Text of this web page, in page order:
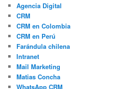
Agencia Digital
CRM
CRM en Colombia
CRM en Perú
Farándula chilena
Intranet
Mail Marketing
Matias Concha
WhatsApp CRM